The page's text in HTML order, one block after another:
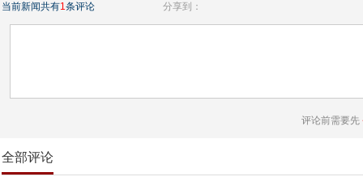
当前新闻共有1条评论 分享到：
评论前需要先
全部评论